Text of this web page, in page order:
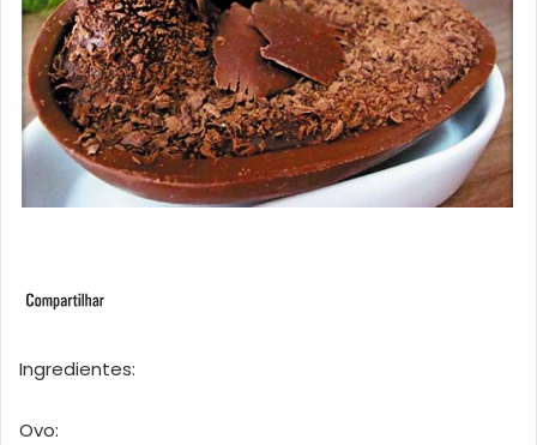
Ingredientes:
Ovo: